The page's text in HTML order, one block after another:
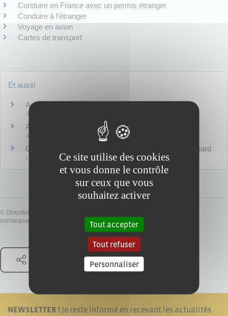
Conduire en France avec un permis étranger
Conduire à l'étranger
Voyage en avion
Cartes de transport
Et aussi
Assurance véhicule
Argent - Impôts - Consommation
Achat d'un véhicule
Argent - Impôts - Consommation
Circulation en trottinette électrique, rollers ou skateboard
Loisirs - Sports - Culture
© Direction de l'information légale et administrative
comarquage developpé par
baseo.io
NEWSLETTER ! Je reste informé en recevant les actualités
Ce site utilise des cookies
et vous donne le contrôle
sur ceux que vous
souhaitez activer
Tout accepter
Tout refuser
Personnaliser